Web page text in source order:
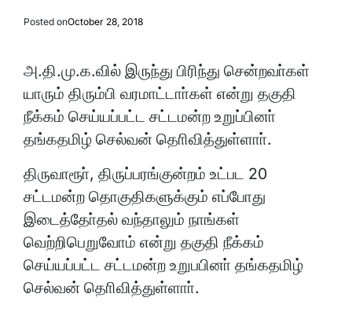
Posted onOctober 28, 2018
அ.தி.மு.க.வில் இருந்து பிரிந்து சென்றவா்கள்
யாரும் திரும்பி வரமாட்டாா்கள் என்று தகுதி
நீக்கம் செய்யப்பட்ட சட்டமன்ற உறுப்பினா்
தங்கதமிழ் செல்வன் தொிவித்துள்ளாா்.
திருவாரூா், திருப்பரங்குன்றம் உட்பட 20
சட்டமன்ற தொகுதிகளுக்கும் எப்போது
இடைத்தோ்தல் வந்தாலும் நாங்கள்
வெற்றிபெறுவோம் என்று தகுதி நீக்கம்
செய்யப்பட்ட சட்டமன்ற உறுபபினா் தங்கதமிழ்
செல்வன் தொிவித்துள்ளாா்.